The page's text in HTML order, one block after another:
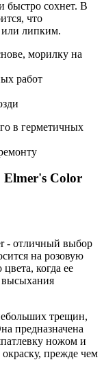
быстро сохнет. В
что
липким.
морилку на
работ
в герметичных
Elmer's Color
- отличный выбор
на розовую
когда ее
трещин,
предназначена
ножом и
прежде чем